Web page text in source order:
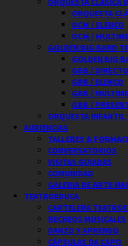
ORQUESTA
OCM / ELENCO
OCM /
GOLDEN BIG BAND
GOLDEN BIG
GBB /
GBB / ELENCO
GBB /
GBB /
ORQUESTA
AUDIENCIAS
TALLERES &
CONVERSATORIOS
VISITAS GUIADAS
COMUNIDAD
GALERIA DE ARTE
TEATROEDUCA
CARTELERA
RECREOS MUSICALES
DANZO Y APRENDO
CÁPSULAS DA CAPO